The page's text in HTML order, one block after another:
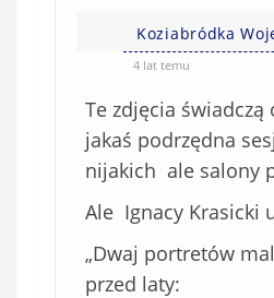
Koziabródka
4 lat temu
Te zdjęcia
jakaś podrzędna
nijakich ale salony
Ale Ignacy Krasicki
„Dwaj portretów
przed laty: